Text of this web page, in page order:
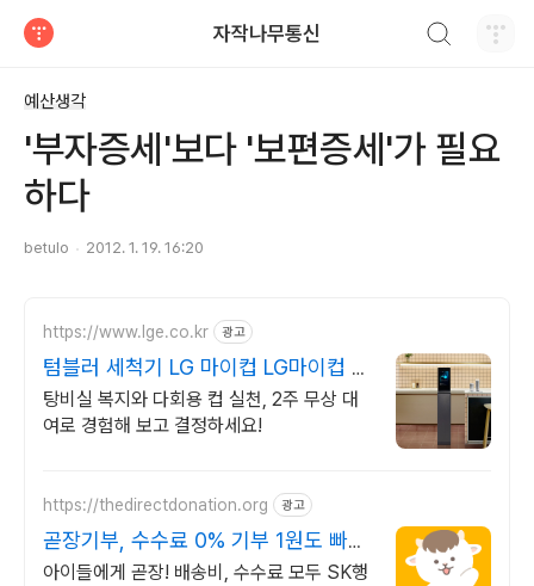
자작나무통신
예산생각
'부자증세'보다 '보편증세'가 필요
하다
betulo 2012. 1. 19. 16:20
https://www.lge.co.kr 광고
텀블러 세척기 LG 마이컵 LG마이컵 무
상대여신청
탕비실 복지와 다회용 컵 실천, 2주 무상 대
여로 경험해 보고 결정하세요!
https://thedirectdonation.org 광고
곧장기부, 수수료 0% 기부 1원도 빠짐
없이, 곧장
아이들에게 곧장! 배송비, 수수료 모두 SK행